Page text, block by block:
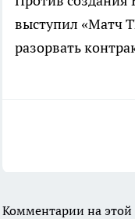
выступил «Матч
разорвать
Комментарии на